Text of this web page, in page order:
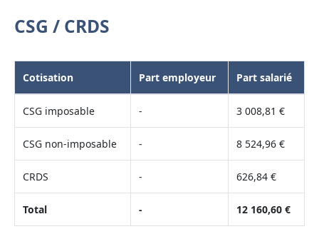
CSG / CRDS
Cotisation Part employeur Part salarié
CSG imposable - 3 008,81 €
CSG non-imposable - 8 524,96 €
CRDS - 626,84 €
Total - 12 160,60 €